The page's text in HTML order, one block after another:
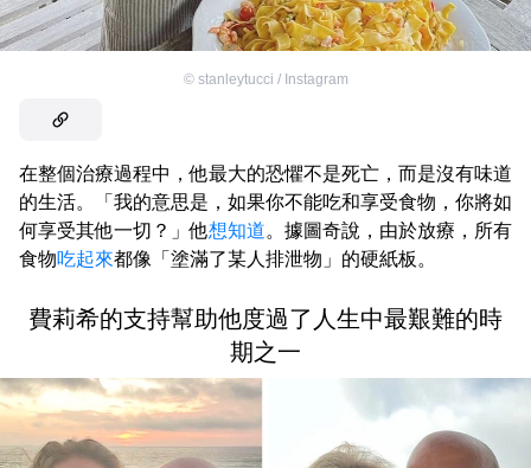
© stanleytucci / Instagram
在整個治療過程中，他最大的恐懼不是死亡，而是沒有味道
的生活。「我的意思是，如果你不能吃和享受食物，你將如
何享受其他一切？」他想知道。據圖奇說，由於放療，所有
食物吃起來都像「塗滿了某人排泄物」的硬紙板。
費莉希的支持幫助他度過了人生中最艱難的時
期之一